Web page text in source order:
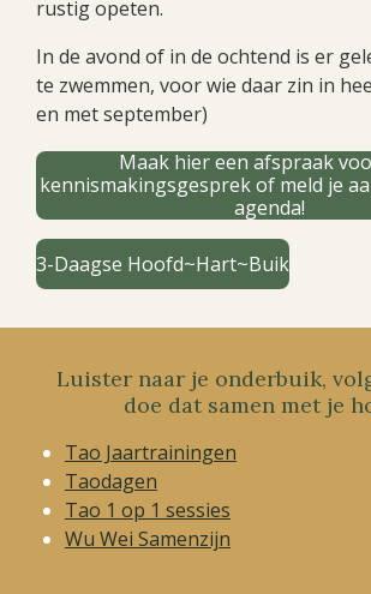
rustig opeten.
In de avond of in de ochtend is er
te zwemmen, voor wie daar zin in
en met september)
Maak hier een afspraak
kennismakingsgesprek of meld je
agenda!
3-Daagse Hoofd~Hart~Buik
Luister naar je onderbuik,
doe dat samen met je
Tao Jaartrainingen
Taodagen
Tao 1 op 1 sessies
Wu Wei Samenzijn